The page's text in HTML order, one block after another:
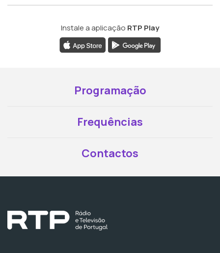
Instale a aplicação RTP Play
Programação
Frequências
Contactos